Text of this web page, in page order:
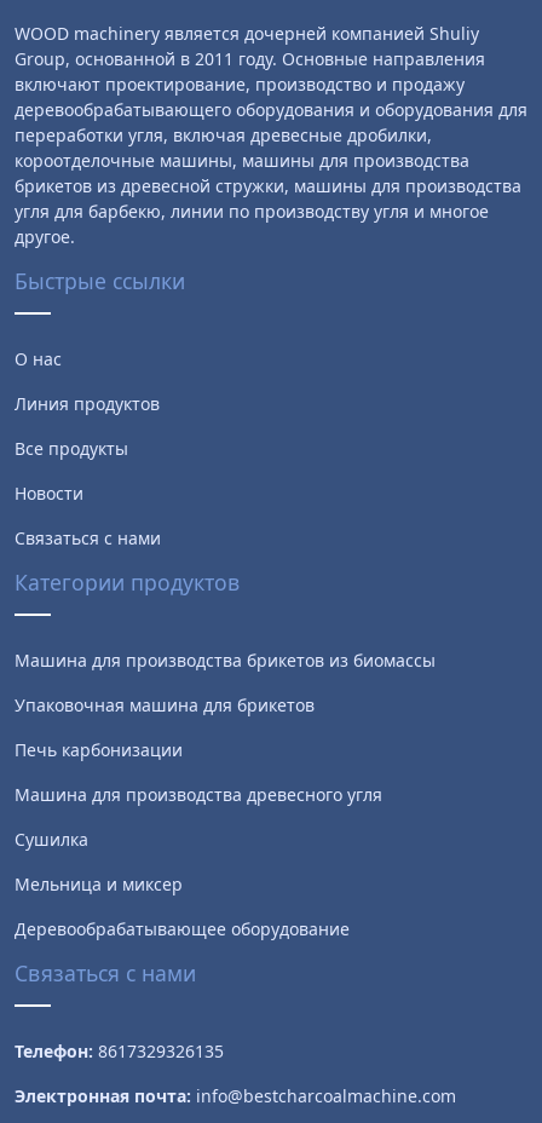
WOOD machinery является дочерней компанией Shuliy
Group, основанной в 2011 году. Основные направления
включают проектирование, производство и продажу
деревообрабатывающего оборудования и оборудования для
переработки угля, включая древесные дробилки,
короотделочные машины, машины для производства
брикетов из древесной стружки, машины для производства
угля для барбекю, линии по производству угля и многое
другое.
Быстрые ссылки
О нас
Линия продуктов
Все продукты
Новости
Связаться с нами
Категории продуктов
Машина для производства брикетов из биомассы
Упаковочная машина для брикетов
Печь карбонизации
Машина для производства древесного угля
Сушилка
Мельница и миксер
Деревообрабатывающее оборудование
Связаться с нами
Телефон: 8617329326135
Электронная почта: info@bestcharcoalmachine.com